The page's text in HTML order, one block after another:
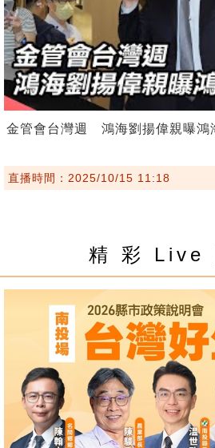
金管會台灣週 鴻海劉揚偉親曝鴻
直播時間：2025/10/15 11:18
精 彩 Live